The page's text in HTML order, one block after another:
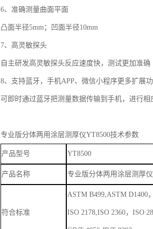
6、 准确测量曲面平面
凸面半径5mm；凹面半径10mm
7、高灵敏探头
自主研发高灵敏探头反应速度快，测试更加 准确
8、支持蓝牙，手机APP、微信小程序更多扩展
可即时通过蓝牙把测量数据传输到手机，进行
专业版分体两用涂层测厚仪YT8500技术参数
产品型号 YT8500
产品名称 专业版分体两用涂层测厚仪
符合标准
ASTM B499,ASTM D1400
ISO 2178,ISO 2360，ISO